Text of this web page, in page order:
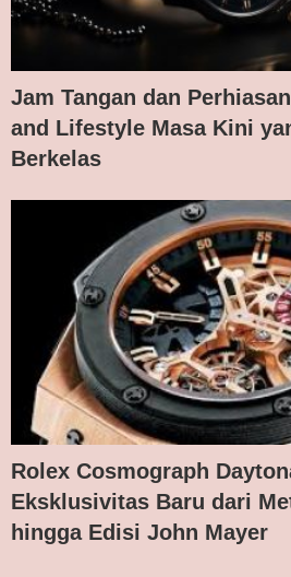
Jam Tangan dan
and Lifestyle Masa Kini
Berkelas
Rolex Cosmograph
Eksklusivitas Baru dari
hingga Edisi John Mayer